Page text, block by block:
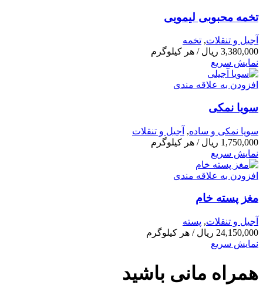
تخمه محبوبی لیمویی
آجیل و تنقلات, تخمه
3,380,000 ریال / هر کیلوگرم
نمایش سریع
افزودن به علاقه مندی
سویا نمکی
سویا نمکی و ساده, آجیل و تنقلات
1,750,000 ریال / هر کیلوگرم
نمایش سریع
افزودن به علاقه مندی
مغز پسته خام
آجیل و تنقلات, پسته
24,150,000 ریال / هر کیلوگرم
نمایش سریع
همراه مانی باشید